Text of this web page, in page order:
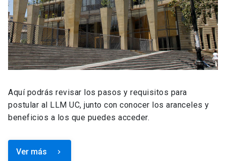
Aquí podrás revisar los pasos y requisitos para
postular al LLM UC, junto con conocer los aranceles y
beneficios a los que puedes acceder.
Ver más keyboard_arrow_right